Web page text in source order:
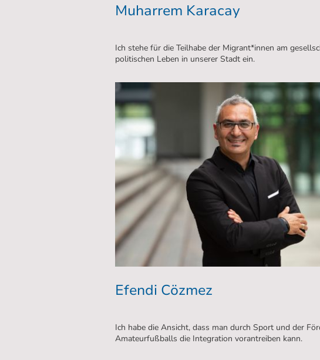
Muharrem Karacay
Ich stehe für die Teilhabe der Migrant*innen am
politischen Leben in unserer Stadt ein.
Efendi Cözmez
Ich habe die Ansicht, dass man durch Sport und der
Amateurfußballs die Integration vorantreiben kann.